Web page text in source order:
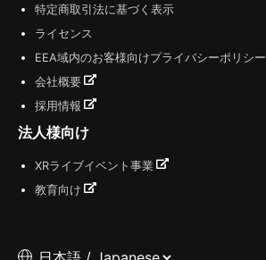
特定商取引法に基づく表示
ライセンス
EEA域内のお客様向けプライバシーポリシー
会社概要
採用情報
法人様向け
XRライブイベント事業
教育向け